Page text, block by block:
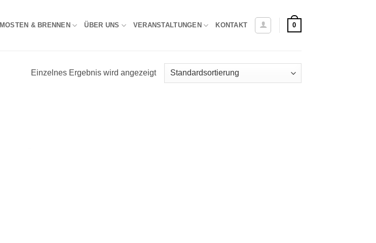
MOSTEN & BRENNEN ÜBER UNS VERANSTALTUNGEN KONTAKT 0
Einzelnes Ergebnis wird angezeigt